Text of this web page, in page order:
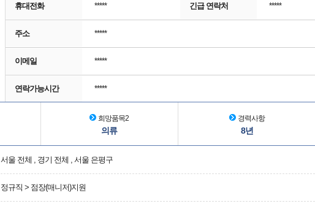
휴대전화 ***** 긴급 연락처 *****
주소 *****
이메일 *****
연락가능시간 *****
희망품목2
의류
경력사항
8년
서울 전체 , 경기 전체 , 서울 은평구
정규직 > 점장(매니저)지원